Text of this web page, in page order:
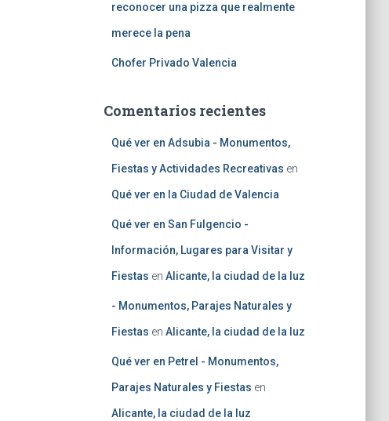
reconocer una pizza que realmente
merece la pena
Chofer Privado Valencia
Comentarios recientes
Qué ver en Adsubia - Monumentos,
Fiestas y Actividades Recreativas en
Qué ver en la Ciudad de Valencia
Qué ver en San Fulgencio -
Información, Lugares para Visitar y
Fiestas en Alicante, la ciudad de la luz
- Monumentos, Parajes Naturales y
Fiestas en Alicante, la ciudad de la luz
Qué ver en Petrel - Monumentos,
Parajes Naturales y Fiestas en
Alicante, la ciudad de la luz